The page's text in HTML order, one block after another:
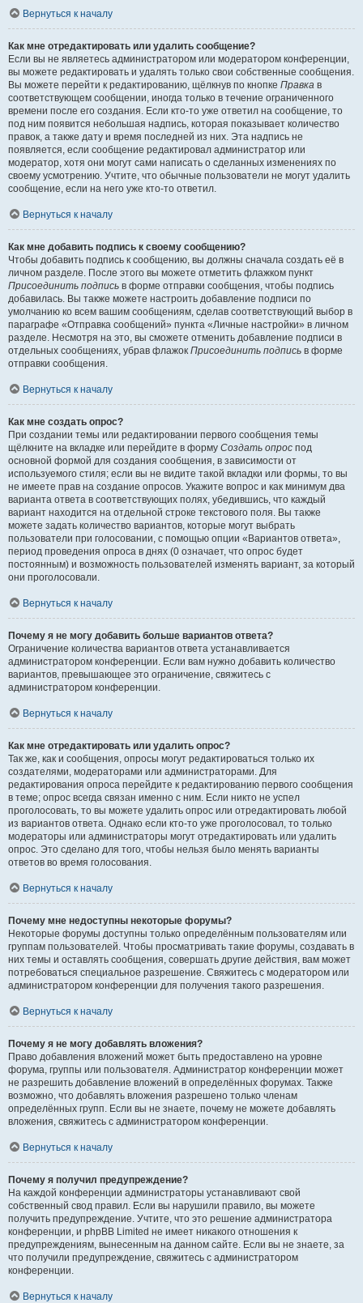
Вернуться к началу
Как мне отредактировать или удалить сообщение?
Если вы не являетесь администратором или модератором конференции,
вы можете редактировать и удалять только свои собственные сообщения.
Вы можете перейти к редактированию, щёлкнув по кнопке Правка в
соответствующем сообщении, иногда только в течение ограниченного
времени после его создания. Если кто-то уже ответил на сообщение, то
под ним появится небольшая надпись, которая показывает количество
правок, а также дату и время последней из них. Эта надпись не
появляется, если сообщение редактировал администратор или
модератор, хотя они могут сами написать о сделанных изменениях по
своему усмотрению. Учтите, что обычные пользователи не могут удалить
сообщение, если на него уже кто-то ответил.
Вернуться к началу
Как мне добавить подпись к своему сообщению?
Чтобы добавить подпись к сообщению, вы должны сначала создать её в
личном разделе. После этого вы можете отметить флажком пункт
Присоединить подпись в форме отправки сообщения, чтобы подпись
добавилась. Вы также можете настроить добавление подписи по
умолчанию ко всем вашим сообщениям, сделав соответствующий выбор в
параграфе «Отправка сообщений» пункта «Личные настройки» в личном
разделе. Несмотря на это, вы сможете отменить добавление подписи в
отдельных сообщениях, убрав флажок Присоединить подпись в форме
отправки сообщения.
Вернуться к началу
Как мне создать опрос?
При создании темы или редактировании первого сообщения темы
щёлкните на вкладке или перейдите в форму Создать опрос под
основной формой для создания сообщения, в зависимости от
используемого стиля; если вы не видите такой вкладки или формы, то вы
не имеете прав на создание опросов. Укажите вопрос и как минимум два
варианта ответа в соответствующих полях, убедившись, что каждый
вариант находится на отдельной строке текстового поля. Вы также
можете задать количество вариантов, которые могут выбрать
пользователи при голосовании, с помощью опции «Вариантов ответа»,
период проведения опроса в днях (0 означает, что опрос будет
постоянным) и возможность пользователей изменять вариант, за который
они проголосовали.
Вернуться к началу
Почему я не могу добавить больше вариантов ответа?
Ограничение количества вариантов ответа устанавливается
администратором конференции. Если вам нужно добавить количество
вариантов, превышающее это ограничение, свяжитесь с
администратором конференции.
Вернуться к началу
Как мне отредактировать или удалить опрос?
Так же, как и сообщения, опросы могут редактироваться только их
создателями, модераторами или администраторами. Для
редактирования опроса перейдите к редактированию первого сообщения
в теме; опрос всегда связан именно с ним. Если никто не успел
проголосовать, то вы можете удалить опрос или отредактировать любой
из вариантов ответа. Однако если кто-то уже проголосовал, то только
модераторы или администраторы могут отредактировать или удалить
опрос. Это сделано для того, чтобы нельзя было менять варианты
ответов во время голосования.
Вернуться к началу
Почему мне недоступны некоторые форумы?
Некоторые форумы доступны только определённым пользователям или
группам пользователей. Чтобы просматривать такие форумы, создавать в
них темы и оставлять сообщения, совершать другие действия, вам может
потребоваться специальное разрешение. Свяжитесь с модератором или
администратором конференции для получения такого разрешения.
Вернуться к началу
Почему я не могу добавлять вложения?
Право добавления вложений может быть предоставлено на уровне
форума, группы или пользователя. Администратор конференции может
не разрешить добавление вложений в определённых форумах. Также
возможно, что добавлять вложения разрешено только членам
определённых групп. Если вы не знаете, почему не можете добавлять
вложения, свяжитесь с администратором конференции.
Вернуться к началу
Почему я получил предупреждение?
На каждой конференции администраторы устанавливают свой
собственный свод правил. Если вы нарушили правило, вы можете
получить предупреждение. Учтите, что это решение администратора
конференции, и phpBB Limited не имеет никакого отношения к
предупреждениям, вынесенным на данном сайте. Если вы не знаете, за
что получили предупреждение, свяжитесь с администратором
конференции.
Вернуться к началу